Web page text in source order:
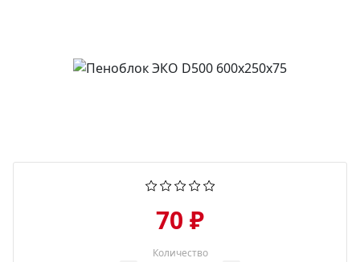
70 ₽
Количество